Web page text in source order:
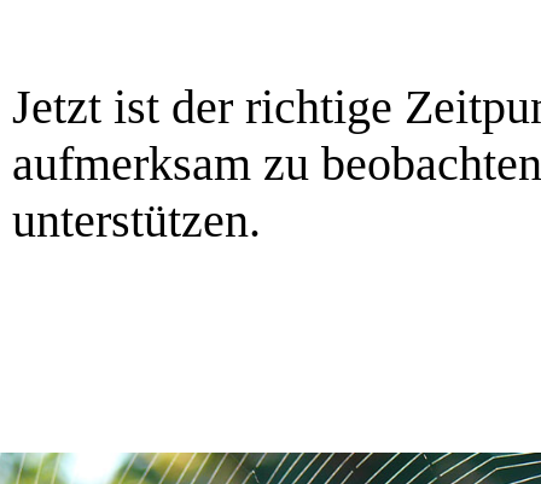
Jetzt ist der richtige
aufmerksam zu
unterstützen.